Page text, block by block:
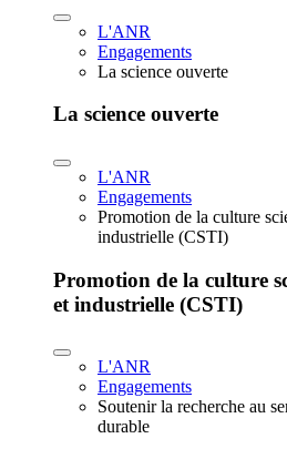
L'ANR
Engagements
La science ouverte
La science ouverte
L'ANR
Engagements
Promotion de la culture
industrielle (CSTI)
Promotion de la culture
et industrielle (CSTI)
L'ANR
Engagements
Soutenir la recherche au
durable